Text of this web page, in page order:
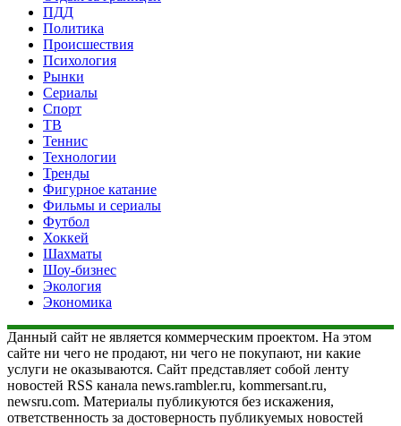
ПДД
Политика
Происшествия
Психология
Рынки
Сериалы
Спорт
ТВ
Теннис
Технологии
Тренды
Фигурное катание
Фильмы и сериалы
Футбол
Хоккей
Шахматы
Шоу-бизнес
Экология
Экономика
Данный сайт не является коммерческим проектом. На этом
сайте ни чего не продают, ни чего не покупают, ни какие
услуги не оказываются. Сайт представляет собой ленту
новостей RSS канала news.rambler.ru, kommersant.ru,
newsru.com. Материалы публикуются без искажения,
ответственность за достоверность публикуемых новостей